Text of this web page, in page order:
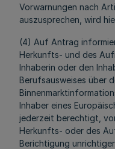
Vorwarnungen nach
auszusprechen, wird
(4) Auf Antrag
Herkunfts- und des
Inhaberin oder den
Berufsausweises über
Inhaber eines
jederzeit berechtigt,
Herkunfts- oder des
Berichtigung